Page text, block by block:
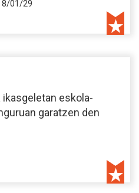
01/29
eskola-
garatzen den